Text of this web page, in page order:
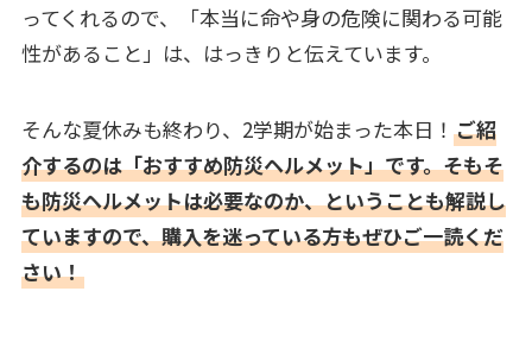
ってくれるので、「本当に命や身の危険に関わる可能
性があること」は、はっきりと伝えています。
そんな夏休みも終わり、2学期が始まった本日！ ご紹
介するのは「おすすめ防災ヘルメット」です。そもそ
も防災ヘルメットは必要なのか、ということも解説し
ていますので、購入を迷っている方もぜひご一読くだ
さい！